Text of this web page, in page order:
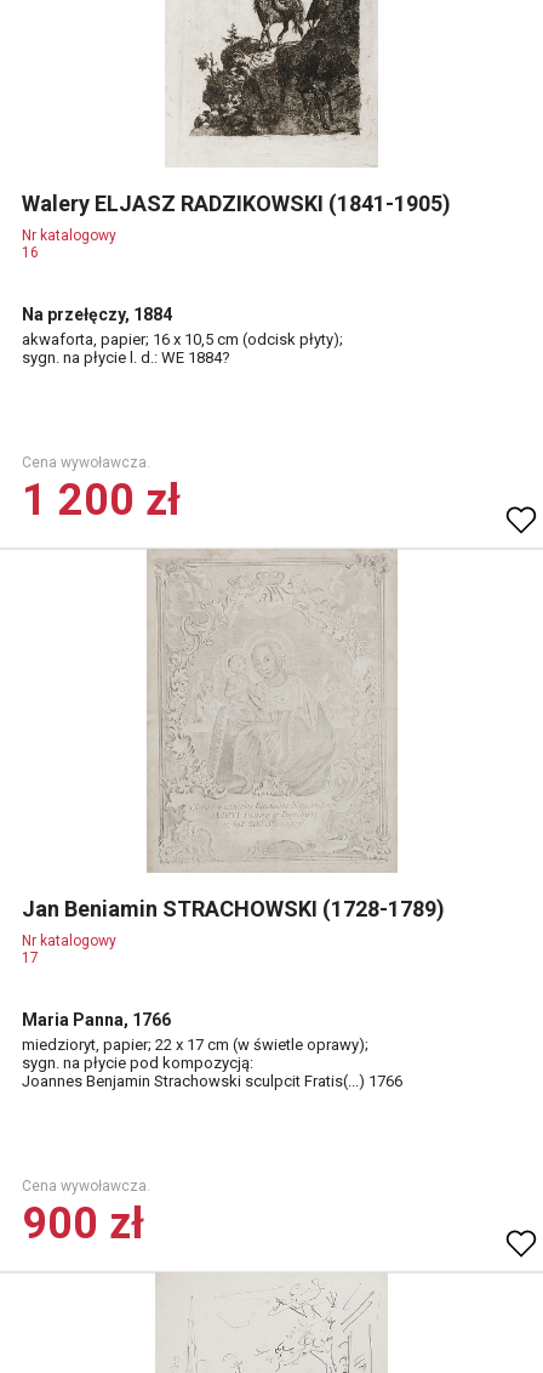
Walery ELJASZ RADZIKOWSKI (1841-1905)
Nr katalogowy
16
Na przełęczy, 1884
akwaforta, papier; 16 x 10,5 cm (odcisk płyty);
sygn. na płycie l. d.: WE 1884?
Cena wywoławcza.
1 200 zł
Jan Beniamin STRACHOWSKI (1728-1789)
Nr katalogowy
17
Maria Panna, 1766
miedzioryt, papier; 22 x 17 cm (w świetle oprawy);
sygn. na płycie pod kompozycją:
Joannes Benjamin Strachowski sculpcit Fratis(...) 1766
Cena wywoławcza.
900 zł